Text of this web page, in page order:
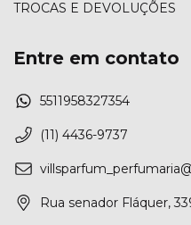
TROCAS E DEVOLUÇÕES
Entre em contato
5511958327354
(11) 4436-9737
Rua senador Fláquer,